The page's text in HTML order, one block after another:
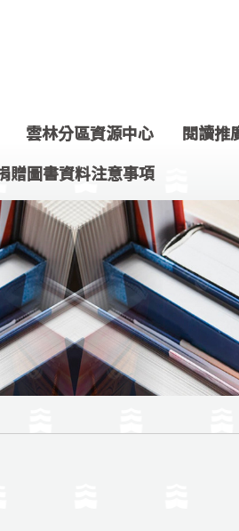
雲林分區資源中心 閱讀推
贈圖書資料注意事項